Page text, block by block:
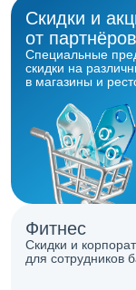
Скидки и
от
Специальные
скидки на
в магазины и
Фитнес
Скидки и
для сотрудников